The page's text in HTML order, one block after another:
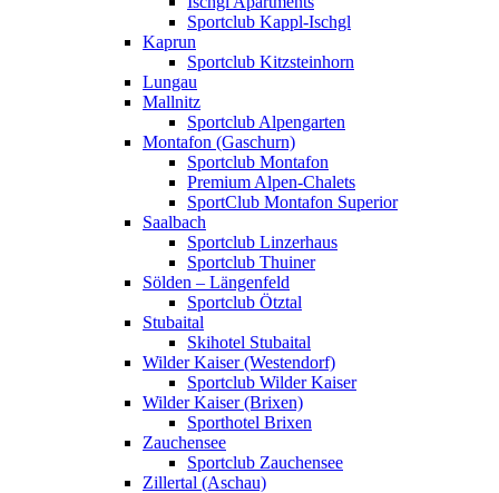
Sportclub Kappl-Ischgl
Kaprun
Sportclub Kitzsteinhorn
Lungau
Mallnitz
Sportclub Alpengarten
Montafon (Gaschurn)
Sportclub Montafon
Premium Alpen-Chalets
SportClub Montafon Superior
Saalbach
Sportclub Linzerhaus
Sportclub Thuiner
Sölden – Längenfeld
Sportclub Ötztal
Stubaital
Skihotel Stubaital
Wilder Kaiser (Westendorf)
Sportclub Wilder Kaiser
Wilder Kaiser (Brixen)
Sporthotel Brixen
Zauchensee
Sportclub Zauchensee
Zillertal (Aschau)